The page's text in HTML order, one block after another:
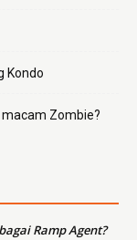
Kondo
macam Zombie?
Ramp Agent?